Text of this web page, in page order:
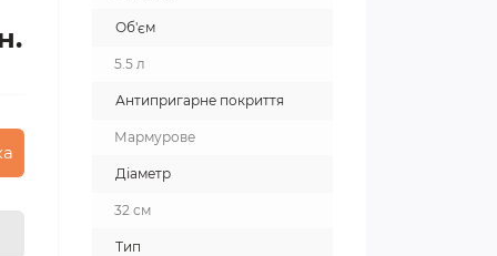
Об'єм
5.5 л
Антипригарне покриття
Мармурове
Діаметр
32 см
Тип